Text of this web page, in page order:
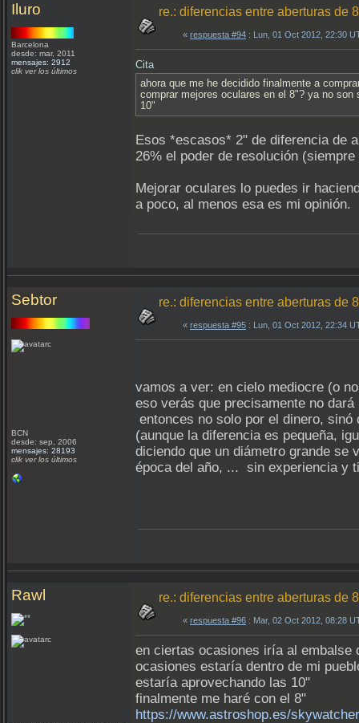
Iluro
Barcelona
desde: mar, 2011
mensajes: 2912
clik ver los últimos
re.: diferencias entre aberturas de
« respuesta #94 : Lun, 01 Oct 2012, 22:30
Cita
ahora que me he decidido finalmente a
comprar mejores oculares en el 8"? ya no
10"
Esos *escasos* 2" de diferencia de
26% el poder de resolución
Mejorar oculares lo puedes ir
a poco, al menos esa es mi opinión.
Sebtor
BCN
desde: sep, 2006
mensajes: 28193
clik ver los últimos
re.: diferencias entre aberturas de
« respuesta #95 : Lun, 01 Oct 2012, 22:34
vamos a ver: en cielo mediocre (o
eso verás que precisamente no
entonces no solo por el dinero,
(aunque la diferencia es pequeña,
diciendo que un diámetro grande se
época del año, ... sin experiencia y
Rawl re.: diferencias entre aberturas de
« respuesta #96 : Mar, 02 Oct 2012, 08:28
en ciertas ocasiones iría al embalse
ocasiones estaría dentro de mi
estaría aprovechando las 10"
finalmente me haré con el 8"
https://www.astroshop.es/